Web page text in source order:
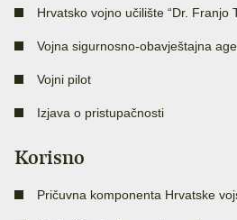
Hrvatsko vojno učilište “Dr. Franjo
Vojna sigurnosno-obavještajna
Vojni pilot
Izjava o pristupačnosti
Korisno
Pričuvna komponenta Hrvatske